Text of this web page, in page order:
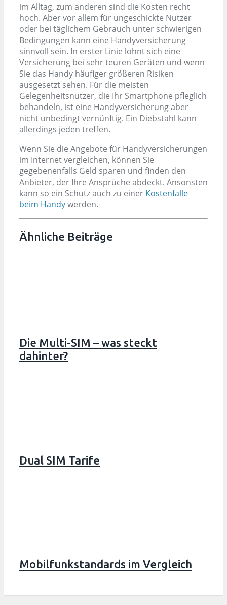
im Alltag, zum anderen sind die Kosten recht
hoch. Aber vor allem für ungeschickte Nutzer
oder bei täglichem Gebrauch unter schwierigen
Bedingungen kann eine Handyversicherung
sinnvoll sein. In erster Linie lohnt sich eine
Versicherung bei sehr teuren Geräten und wenn
Sie das Handy häufiger größeren Risiken
ausgesetzt sehen. Für die meisten
Gelegenheitsnutzer, die Ihr Smartphone pfleglich
behandeln, ist eine Handyversicherung aber
nicht unbedingt vernünftig. Ein Diebstahl kann
allerdings jeden treffen.
Wenn Sie die Angebote für Handyversicherungen
im Internet vergleichen, können Sie
gegebenenfalls Geld sparen und finden den
Anbieter, der Ihre Ansprüche abdeckt. Ansonsten
kann so ein Schutz auch zu einer Kostenfalle
beim Handywerden.
Ähnliche Beiträge
Die Multi-SIM – was steckt
dahinter?
Dual SIM Tarife
Mobilfunkstandards im Vergleich